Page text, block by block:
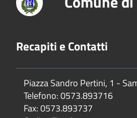
Recapiti e Contatti
Piazza Sandro Pertini, 1 -
Telefono: 0573.893716
Fax: 0573.893737